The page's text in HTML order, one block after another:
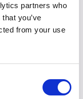
partners who
you’ve
from your use